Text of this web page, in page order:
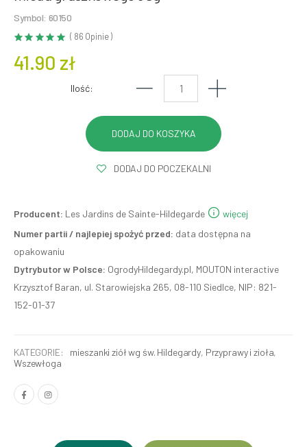
Symbol: 60150
( 86 Opinie )
41.90 zł
Ilość:
DODAJ DO POCZEKALNI
Producent: Les Jardins de Sainte-Hildegarde
więcej
Numer partii / najlepiej spożyć przed: data dostępna na
opakowaniu
Dytrybutor w Polsce: OgrodyHildegardy.pl, MOUTON interactive
Krzysztof Baran, ul. Starowiejska 265, 08-110 Siedlce, NIP: 821-
152-01-37
KATEGORIE: mieszanki ziół wg św. Hildegardy, Przyprawy i zioła,
Wszewłoga